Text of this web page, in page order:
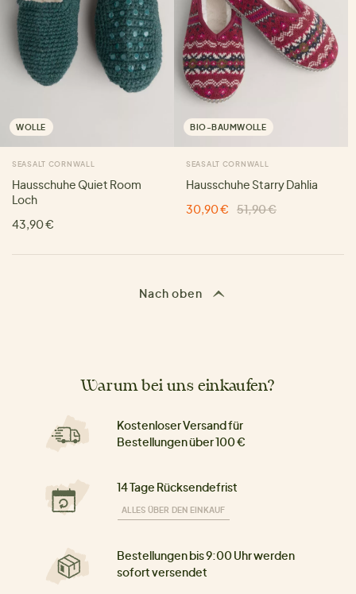
WOLLE
SEASALT CORNWALL
Hausschuhe Quiet Room
Loch
43,90 €
BIO-BAUMWOLLE
SEASALT CORNWALL
Hausschuhe Starry Dahlia
30,90 €
51,90 €
Nach oben
Warum bei uns einkaufen?
Kostenloser Versand für
Bestellungen über 100 €
14 Tage Rücksendefrist
ALLES ÜBER DEN EINKAUF
Bestellungen bis 9:00 Uhr werden
sofort versendet